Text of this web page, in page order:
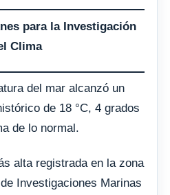
para la Investigación
Clima
del mar alcanzó un
de 18 °C, 4 grados
de lo normal.
alta registrada en la zona
Investigaciones Marinas